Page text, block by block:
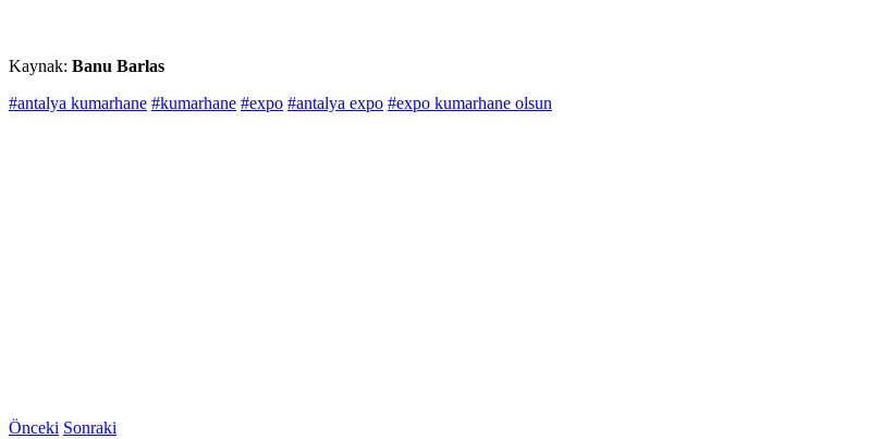
Kaynak: Banu Barlas
#antalya kumarhane #kumarhane #expo #antalya expo #expo kumarhane olsun
Önceki Sonraki